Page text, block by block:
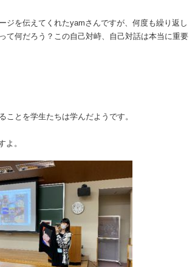
ジを伝えてくれたyamさんですが、何度も繰り返し
て何だろう？この自己対峙、自己対話は本当に重要
ことを学生たちは学んだようです。
よ。